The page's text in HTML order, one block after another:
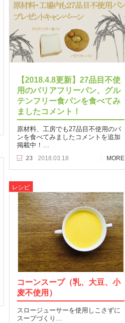
【2018.4.8更新】27品目不使
用のバリアフリーパン、グル
テンフリー食パンを食べてみ
ましたコメント！
原材料、工房でも27品目不使用のパ
ンを食べてみましたコメントを追加
掲載中！…
23 2018.03.18 MORE
レシピ
コーンスープ（乳、大豆、小
麦不使用）
スロージューサーを使用しこさずに
スープづくり…